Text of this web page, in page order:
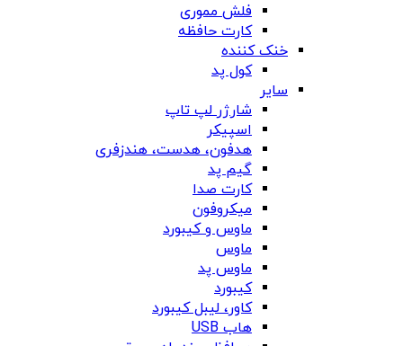
فلش مموری
کارت حافظه
خنک کننده
کول پد
سایر
شارژر لپ تاپ
اسپیکر
هدفون، هدست، هندزفری
گیم پد
کارت صدا
میکروفون
ماوس و کیبورد
ماوس
ماوس پد
کیبورد
کاور، لیبل کیبورد
هاب USB